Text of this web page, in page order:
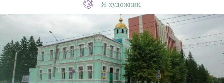
Я-художник